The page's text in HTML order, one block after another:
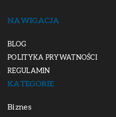
NAWIGACJA
BLOG
POLITYKA PRYWATNOŚCI
REGULAMIN
KATEGORIE
Biznes